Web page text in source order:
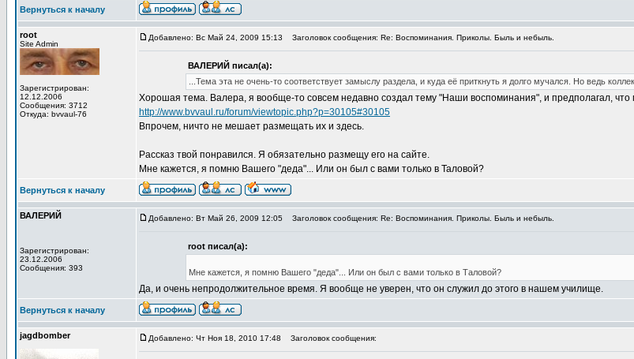
Вернуться к началу
root
Site Admin
Зарегистрирован:
12.12.2006
Сообщения: 3712
Откуда: bvvaul-76
Добавлено: Вс Май 24, 2009 15:13 Заголовок сообщения: Re: Воспоминания. Приколы. Быль и небыль.
ВАЛЕРИЙ писал(а):
...Тема эта не очень-то соответствует замыслу раздела, и куда её приткнуть я долго мучался. Но ведь
Хорошая тема. Валера, я вообще-то совсем недавно создал тему "Наши воспоминания", и предполагал,
http://www.bvvaul.ru/forum/viewtopic.php?p=30105#30105
Впрочем, ничто не мешает размещать их и здесь.
Рассказ твой понравился. Я обязательно размещу его на сайте.
Мне кажется, я помню Вашего "деда"... Или он был с вами только в Таловой?
Вернуться к началу
ВАЛЕРИЙ
Зарегистрирован:
23.12.2006
Сообщения: 393
Добавлено: Вт Май 26, 2009 12:05 Заголовок сообщения: Re: Воспоминания. Приколы. Быль и небыль.
root писал(а):
Мне кажется, я помню Вашего "деда"... Или он был с вами только в Таловой?
Да, и очень непродолжительное время. Я вообще не уверен, что он служил до этого в нашем училище.
Вернуться к началу
jagdbomber Добавлено: Чт Ноя 18, 2010 17:48 Заголовок сообщения: